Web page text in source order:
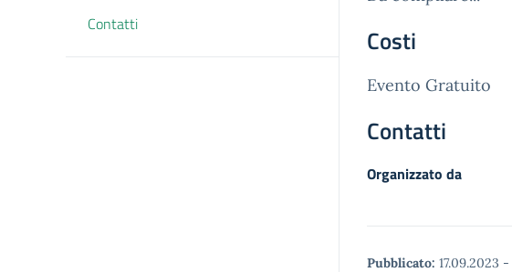
Contatti
Costi
Evento Gratuito
Contatti
Organizzato da
Pubblicato: 17.09.2023 -